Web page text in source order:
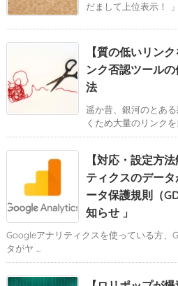
だまして上位表示！
【質の低いリン
ンク否認ツール
法
遥か昔、銀河のとあ
くため大量のリンク
【対応・設定方
ティクスのデー
ータ保護規則（
知らせ 」
Googleアナリティクスを使っている方、
タがヤ ...